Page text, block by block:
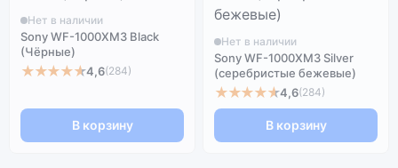
Нет в наличии
Sony WF-1000XM3 Black
(Чёрные)
★★★★★4,6(284)
В корзину
Нет в наличии
Sony WF-1000XM3 Silver
(серебристые бежевые)
★★★★★4,6(284)
В корзину